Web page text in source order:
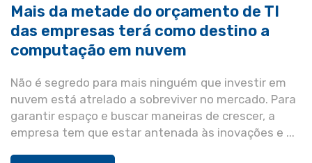
Mais da metade do orçamento de TI
das empresas terá como destino a
computação em nuvem
Não é segredo para mais ninguém que investir em
nuvem está atrelado a sobreviver no mercado. Para
garantir espaço e buscar maneiras de crescer, a
empresa tem que estar antenada às inovações e ...